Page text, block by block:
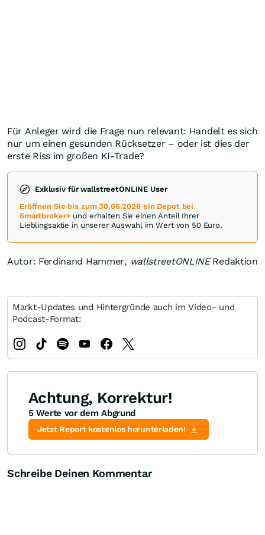
Für Anleger wird die Frage nun relevant: Handelt es sich
nur um einen gesunden Rücksetzer – oder ist dies der
erste Riss im großen KI-Trade?
Exklusiv für wallstreetONLINE User
Eröffnen Sie bis zum 30.06.2026 ein Depot bei
Smartbroker+und erhalten Sie einen Anteil Ihrer
Lieblingsaktie in unserer Auswahl im Wert von 50 Euro.
Autor: Ferdinand Hammer, wallstreetONLINERedaktion
Markt-Updates und Hintergründe auch im Video- und
Podcast-Format:
Achtung, Korrektur!
5 Werte vor dem Abgrund
Jetzt Report kostenlos herunterladen!
Schreibe Deinen Kommentar